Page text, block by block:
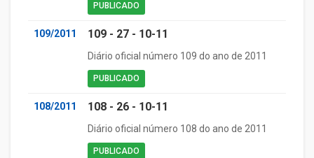
PUBLICADO
109/2011 109 - 27 - 10-11
Diário oficial número 109 do ano de 2011
PUBLICADO
108/2011 108 - 26 - 10-11
Diário oficial número 108 do ano de 2011
PUBLICADO